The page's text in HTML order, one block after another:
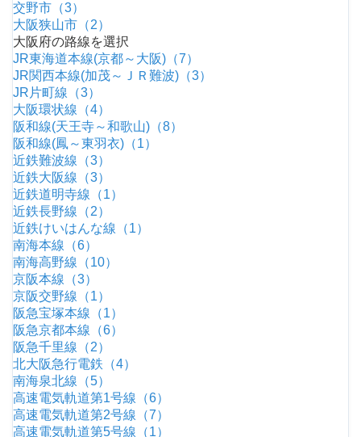
交野市（3）
大阪狭山市（2）
大阪府の路線を選択
JR東海道本線(京都～大阪)（7）
JR関西本線(加茂～ＪＲ難波)（3）
JR片町線（3）
大阪環状線（4）
阪和線(天王寺～和歌山)（8）
阪和線(鳳～東羽衣)（1）
近鉄難波線（3）
近鉄大阪線（3）
近鉄道明寺線（1）
近鉄長野線（2）
近鉄けいはんな線（1）
南海本線（6）
南海高野線（10）
京阪本線（3）
京阪交野線（1）
阪急宝塚本線（1）
阪急京都本線（6）
阪急千里線（2）
北大阪急行電鉄（4）
南海泉北線（5）
高速電気軌道第1号線（6）
高速電気軌道第2号線（7）
高速電気軌道第5号線（1）